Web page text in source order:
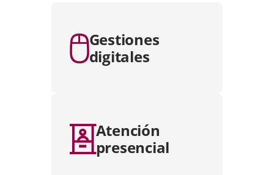
Gestiones
digitales
Atención
presencial